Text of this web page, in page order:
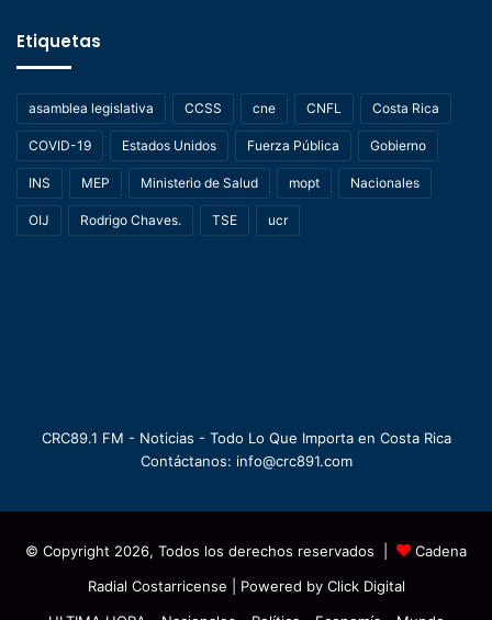
Etiquetas
asamblea legislativa CCSS cne CNFL Costa Rica
COVID-19 Estados Unidos Fuerza Pública Gobierno
INS MEP Ministerio de Salud mopt Nacionales
OIJ Rodrigo Chaves. TSE ucr
CRC89.1 FM - Noticias - Todo Lo Que Importa en Costa Rica
Contáctanos: info@crc891.com
© Copyright 2026, Todos los derechos reservados |
Cadena
Radial Costarricense | Powered by Click Digital